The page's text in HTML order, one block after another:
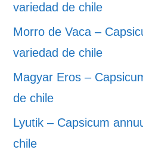
variedad de chile
Morro de Vaca –
variedad de chile
Magyar Eros –
de chile
Lyutik – Capsicum
chile